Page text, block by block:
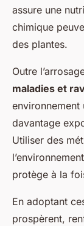
assure une
chimique
des plantes.
Outre
maladies et
environnement
davantage
Utiliser des
protège à la
En adoptant
prospèrent,